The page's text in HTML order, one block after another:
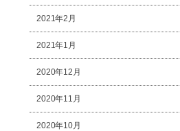
2021年2月
2021年1月
2020年12月
2020年11月
2020年10月